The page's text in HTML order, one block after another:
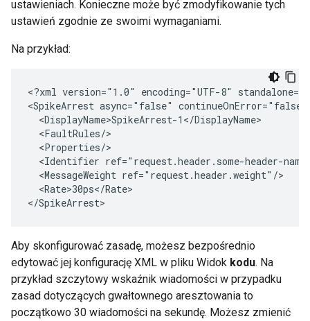
ustawieniach. Konieczne może być zmodyfikowanie tych
ustawień zgodnie ze swoimi wymaganiami.
Na przykład:
<?xml version="1.0" encoding="UTF-8"
<SpikeArrest async="false"
  <DisplayName>SpikeArrest-1</DisplayName>
  <FaultRules/>
  <Properties/>
<Identifier ref="request.header.some-header-
  <MessageWeight ref="request.header.weight"/>
  <Rate>30ps</Rate>
</SpikeArrest>
Aby skonfigurować zasadę, możesz bezpośrednio
edytować jej konfigurację XML w pliku Widok kodu. Na
przykład szczytowy wskaźnik wiadomości w przypadku
zasad dotyczących gwałtownego aresztowania to
początkowo 30 wiadomości na sekundę. Możesz zmienić